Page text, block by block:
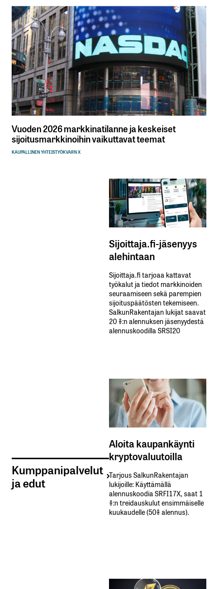
Vuoden 2026 markkinatilanne ja keskeiset
sijoitusmarkkinoihin vaikuttavat teemat
KAUPALLINEN YHTEISTYÖKVARN X
Kumppanipalvelut
ja edut
Sijoittaja.fi-jäsenyys
alehintaan
Sijoittaja.fi tarjoaa kattavat
työkalut ja tiedot markkinoiden
seuraamiseen sekä parempien
sijoituspäätösten tekemiseen.
SalkunRakentajan lukijat saavat
20 %:n alennuksen jäsenyydestä
alennuskoodilla SRSI20
Aloita kaupankäynti
kryptovaluutoilla
Tarjous SalkunRakentajan
lukijoille: Käyttämällä​ ​
alennuskoodia​ ​SRFI17X,​ ​saat​ ​1
%:n treidauskulut​ ​ensimmäiselle​ ​
kuukaudelle​ ​(50%​ ​alennus).